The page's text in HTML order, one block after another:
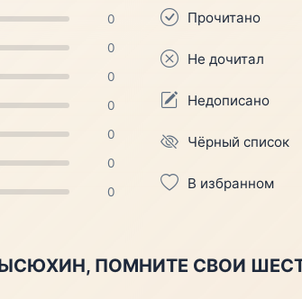
0
0
0
0
0
0
0
Прочитано
Не дочитал
Недописано
Чёрный список
В избранном
ПОМНИТЕ СВОИ